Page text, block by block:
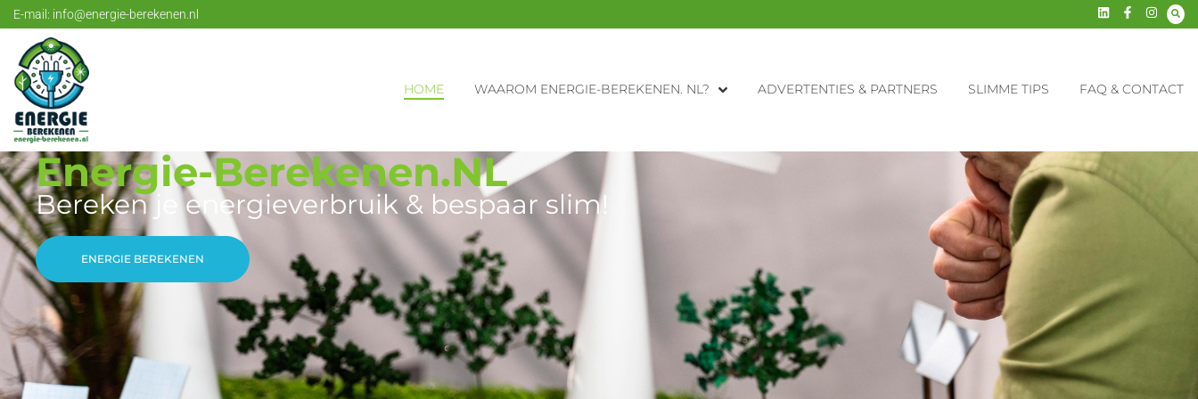
E-mail: info@energie-berekenen.nl
HOME WAAROM ENERGIE-BEREKENEN. NL? ADVERTENTIES & PARTNERS SLIMME TIPS FAQ & CONTACT
Energie-Berekenen.NL
Bereken je energieverbruik & bespaar slim!
ENERGIE BEREKENEN